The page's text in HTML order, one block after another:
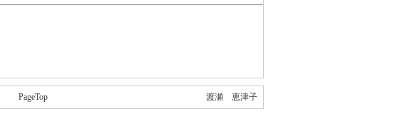
PageTop 渡瀬 恵津子